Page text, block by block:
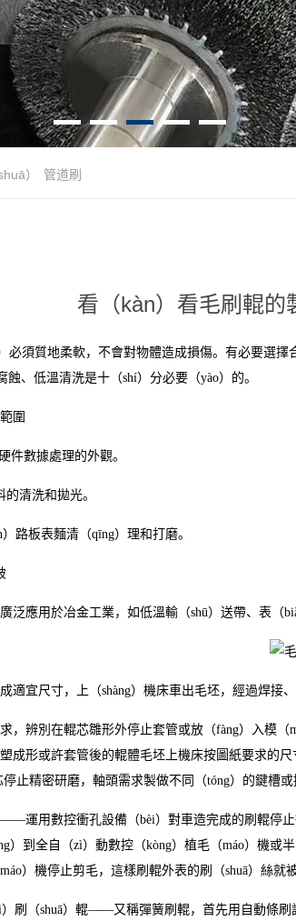
） 管道刷
看（kàn）看毛刷輥的
必須質地柔軟，不會對物體造成損傷。有必要選
蝕、低溫清洗是十（shí）分必要（yào）的。
圍
數據處理的外觀。
清洗和拋光。
板表麵清（qīng）理和打磨。
應用於冶金工業，如低溫輸（shū）送帶、表（
宜尺寸，上（shàng）機床車出毛坯，經過焊接
辨別在輥芯雛形外停止套管或放（fàng）入模（
成形或許套管後的輥體毛坯上機床按圖紙要求的
止精密研磨，軸頭需求製做不同（tóng）的鍵槽或
用數控衝孔設備（bèi）對車造完成的刷輥停止
）到全自（zì）動數控（kòng）植毛（máo）機或
）機停止剪毛，這樣刷輥外表的刷（shuā）絲就
（shuā）輥——又稱彈簧刷輥，首先用自動條刷